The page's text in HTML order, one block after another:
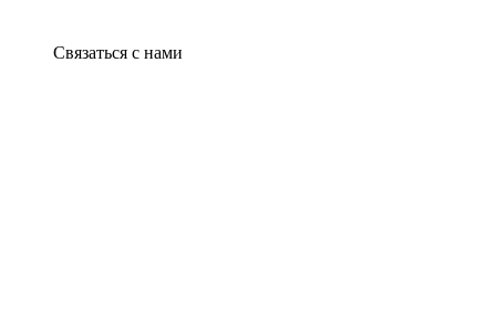
Связаться с нами